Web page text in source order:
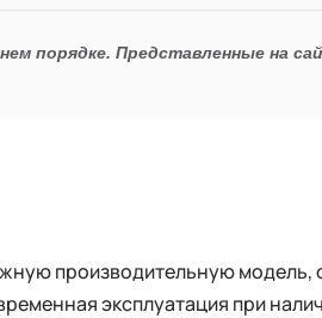
порядке. Представленные на
производительную модель,
эксплуатация при